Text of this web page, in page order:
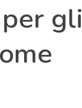
gli